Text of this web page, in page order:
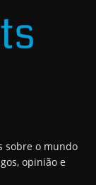
sobre o mundo
opinião e